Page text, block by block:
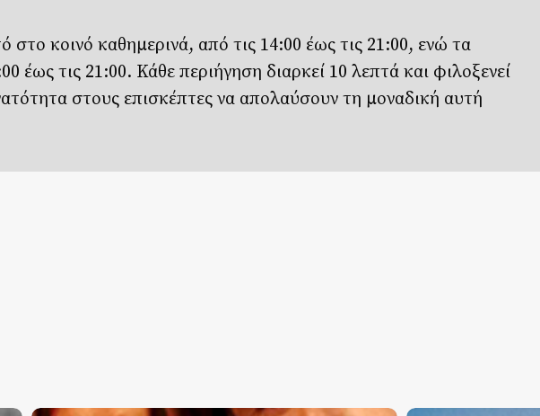
κοινό καθημερινά, από τις 14:00 έως τις 21:00, ενώ τα
έως τις 21:00. Κάθε περιήγηση διαρκεί 10 λεπτά και φιλοξενεί
στους επισκέπτες να απολαύσουν τη μοναδική αυτή